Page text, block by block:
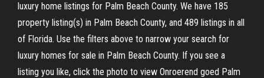
luxury home listings for Palm Beach County. We have 185
property listing(s) in Palm Beach County, and 489 listings in all
of Florida. Use the filters above to narrow your search for
luxury homes for sale in Palm Beach County. If you see a
listing you like, click the photo to view Onroerend goed Palm